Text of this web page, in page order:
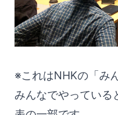
※これはNHKの「み
みんなでやっている